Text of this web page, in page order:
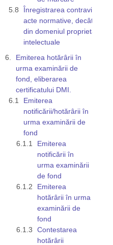
Înregistrarea contravine altor
acte normative, decât cele
din domeniul proprietății
intelectuale
Emiterea hotărârii în
urma examinării de
fond, eliberarea
certificatului DMI.
Emiterea
notificării/hotărârii în
urma examinării de
fond
Emiterea
notificării în
urma examinării
de fond
Emiterea
hotărârii în urma
examinării de
fond
Contestarea
hotărârii